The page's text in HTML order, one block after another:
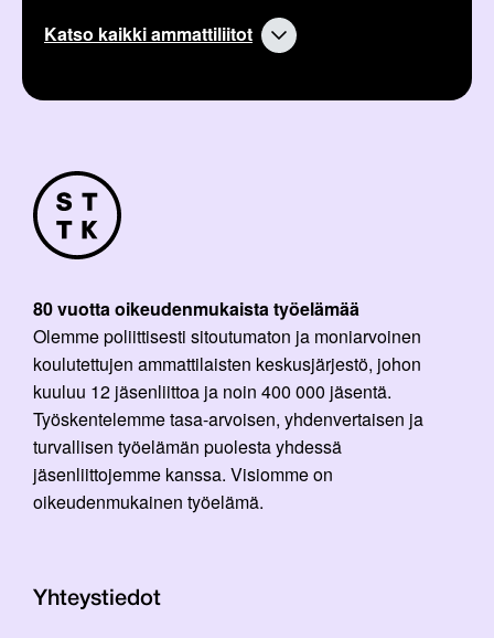
Katso kaikki ammattiliitot
80 vuotta oikeudenmukaista työelämää
Olemme poliittisesti sitoutumaton ja moniarvoinen
koulutettujen ammattilaisten keskusjärjestö, johon
kuuluu 12 jäsenliittoa ja noin 400 000 jäsentä.
Työskentelemme tasa-arvoisen, yhdenvertaisen ja
turvallisen työelämän puolesta yhdessä
jäsenliittojemme kanssa. Visiomme on
oikeudenmukainen työelämä.
Yhteystiedot